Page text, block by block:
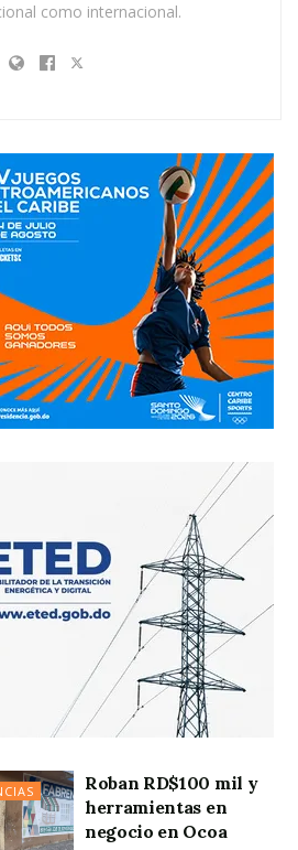
como internacional.
Roban RD$100 mil y
herramientas en
negocio en Ocoa